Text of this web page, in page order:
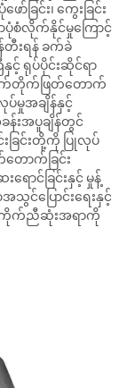
ြင်း၊ ကွေးခြင်း
ပုံစံလိုက်နိုင်မှုကြောင့်
န်တီးရန် ခက်ခဲ
င့် ရုပ်ပိုင်းဆိုင်ရာ
ဆက်တိုက်ဖြတ်တောက်
ပ်မှုအချိန်နှင့်
းအပူချိန်တွင်
ခြင်းတို့ကို ပြုလုပ်
တောက်ခြင်း
ောင်ခြင်းနှင့် မှုန့်
င်ပြောင်းရေးနှင့်
ကိုက်ညီဆုံးအရာကို